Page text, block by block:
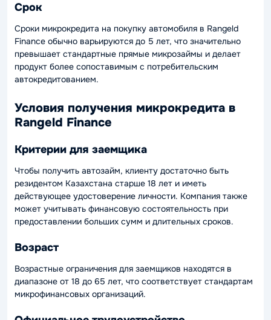
Срок
Сроки микрокредита на покупку автомобиля в Rangeld
Finance обычно варьируются до 5 лет, что значительно
превышает стандартные прямые микрозаймы и делает
продукт более сопоставимым с потребительским
автокредитованием.
Условия получения микрокредита в
Rangeld Finance
Критерии для заемщика
Чтобы получить автозайм, клиенту достаточно быть
резидентом Казахстана старше 18 лет и иметь
действующее удостоверение личности. Компания также
может учитывать финансовую состоятельность при
предоставлении больших сумм и длительных сроков.
Возраст
Возрастные ограничения для заемщиков находятся в
диапазоне от 18 до 65 лет, что соответствует стандартам
микрофинансовых организаций.